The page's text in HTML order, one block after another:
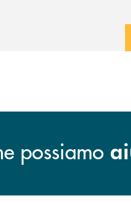
possiamo